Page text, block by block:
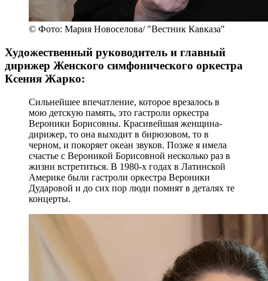
© Фото: Мария Новоселова/ "Вестник Кавказа"
Художественный руководитель и главный
дирижер Женского симфонического оркестра
Ксения Жарко:
Сильнейшее впечатление, которое врезалось в
мою детскую память, это гастроли оркестра
Вероники Борисовны. Красивейшая женщина-
дирижер, то она выходит в бирюзовом, то в
черном, и покоряет океан звуков. Позже я имела
счастье с Вероникой Борисовной несколько раз в
жизни встретиться. В 1980-х годах в Латинской
Америке были гастроли оркестра Вероники
Дударовой и до сих пор люди помнят в деталях те
концерты.